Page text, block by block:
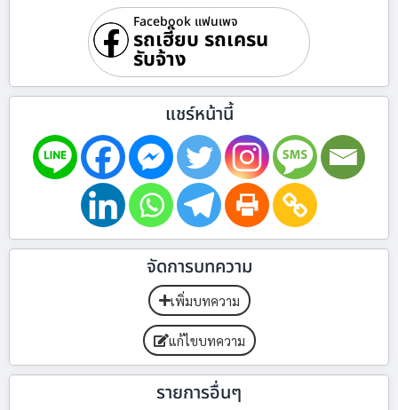
Facebook แฟนเพจ
รถเฮี๊ยบ รถเครน
รับจ้าง
แชร์หน้านี้
จัดการบทความ
เพิ่มบทความ
แก้ไขบทความ
รายการอื่นๆ